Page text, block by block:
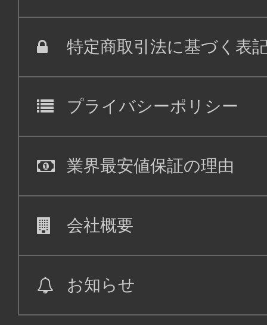
特定商取引法に基づく表
プライバシーポリシー
業界最安値保証の理由
会社概要
お知らせ